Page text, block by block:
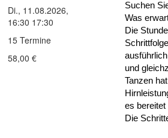
Di., 11.08.2026,
16:30 17:30
15 Termine
58,00 €
Suchen
Was
Die
und
Tanzen
es
Die